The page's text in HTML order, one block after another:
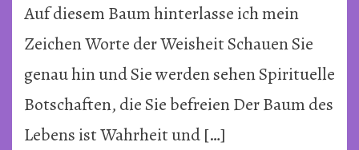
Auf diesem Baum hinterlasse ich mein
Zeichen Worte der Weisheit Schauen Sie
genau hin und Sie werden sehen Spirituelle
Botschaften, die Sie befreien Der Baum des
Lebens ist Wahrheit und […]